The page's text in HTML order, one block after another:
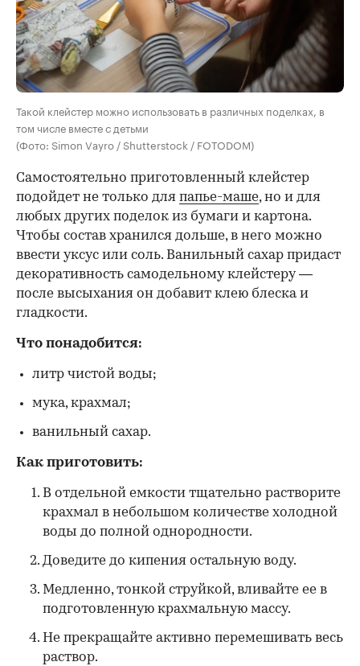
Такой клейстер можно использовать в различных поделках, в
том числе вместе с детьми
(Фото: Simon Vayro / Shutterstock / FOTODOM)
Самостоятельно приготовленный клейстер
подойдет не только для папье-маше, но и для
любых других поделок из бумаги и картона.
Чтобы состав хранился дольше, в него можно
ввести уксус или соль. Ванильный сахар придаст
декоративность самодельному клейстеру —
после высыхания он добавит клею блеска и
гладкости.
Что понадобится:
литр чистой воды;
мука, крахмал;
ванильный сахар.
Как приготовить:
В отдельной емкости тщательно растворите
крахмал в небольшом количестве холодной
воды до полной однородности.
Доведите до кипения остальную воду.
Медленно, тонкой струйкой, вливайте ее в
подготовленную крахмальную массу.
Не прекращайте активно перемешивать весь
раствор.